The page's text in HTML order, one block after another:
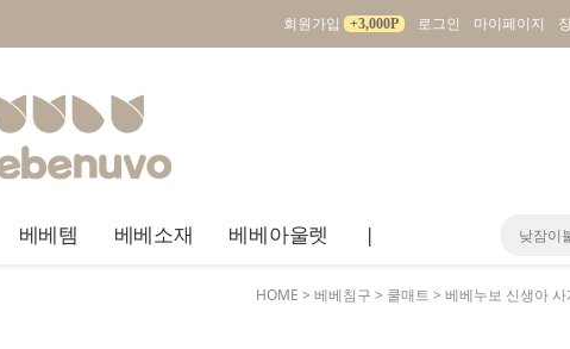
회원가입 +3,000P 로그인 마이페이지
베베템 베베소재 베베아울렛 |
HOME > 베베침구 > 쿨매트 > 베베누보 신생아